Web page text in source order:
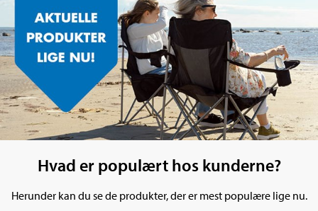
Hvad er populært hos kunderne?
Herunder kan du se de produkter, der er mest populære lige nu.